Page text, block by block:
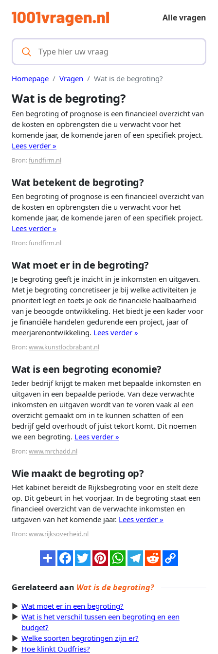
Alle vragen
Homepage Vragen Wat is de begroting?
Wat is de begroting?
Een begroting of prognose is een financieel overzicht van
de kosten en opbrengsten die u verwacht voor het
komende jaar, de komende jaren of een specifiek project.
Lees verder »
Bron:fundfirm.nl
Wat betekent de begroting?
Een begroting of prognose is een financieel overzicht van
de kosten en opbrengsten die u verwacht voor het
komende jaar, de komende jaren of een specifiek project.
Lees verder »
Bron:fundfirm.nl
Wat moet er in de begroting?
Je begroting geeft je inzicht in je inkomsten en uitgaven.
Met je begroting concretiseer je bij welke activiteiten je
prioriteit legt en toets je ook de financiële haalbaarheid
van je beoogde ontwikkeling. Het biedt je een kader voor
je financiële handelen gedurende een project, jaar of
meerjarenontwikkeling. Lees verder »
Bron:www.kunstlocbrabant.nl
Wat is een begroting economie?
Ieder bedrijf krijgt te maken met bepaalde inkomsten en
uitgaven in een bepaalde periode. Van deze verwachte
inkomsten en uitgaven wordt van te voren vaak al een
overzicht gemaakt om in te kunnen schatten of een
bedrijf geld overhoudt of juist tekort komt. Dit noemen
we een begroting. Lees verder »
Bron:www.mrchadd.nl
Wie maakt de begroting op?
Het kabinet bereidt de Rijksbegroting voor en stelt deze
op. Dit gebeurt in het voorjaar. In de begroting staat een
financieel overzicht van de verwachte inkomsten en
uitgaven van het komende jaar. Lees verder »
Bron:www.rijksoverheid.nl
Gerelateerd aan Wat is de begroting?
Wat moet er in een begroting?
Wat is het verschil tussen een begroting en een
budget?
Welke soorten begrotingen zijn er?
Hoe klinkt Oudfries?